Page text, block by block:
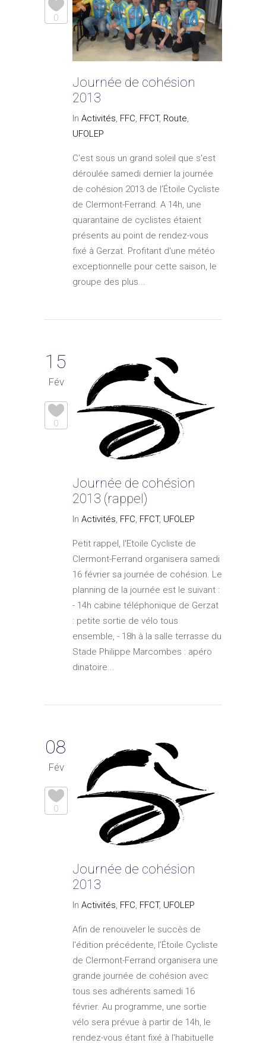
0
Journée de cohésion
2013
In Activités, FFC, FFCT, Route,
UFOLEP
C'est sous un grand soleil que s'est
déroulée samedi dernier la journée
de cohésion 2013 de l’Étoile Cycliste
de Clermont-Ferrand. A 14h, une
quarantaine de cyclistes étaient
présents au point de rendez-vous
fixé à Gerzat. Profitant d'une météo
exceptionnelle pour cette saison, le
groupe des plus...
15
Fév
0
Journée de cohésion
2013 (rappel)
In Activités, FFC, FFCT, UFOLEP
Petit rappel, l'Etoile Cycliste de
Clermont-Ferrand organisera samedi
16 février sa journée de cohésion. Le
planning de la journée est le suivant :
- 14h cabine téléphonique de Gerzat
: petite sortie de vélo tous
ensemble, - 18h à la salle terrasse du
Stade Philippe Marcombes : apéro
dinatoire...
08
Fév
0
Journée de cohésion
2013
In Activités, FFC, FFCT, UFOLEP
Afin de renouveler le succès de
l'édition précédente, l’Étoile Cycliste
de Clermont-Ferrand organisera une
grande journée de cohésion avec
tous ses adhérents samedi 16
février. Au programme, une sortie
vélo sera prévue à partir de 14h, le
rendez-vous étant fixé à l'habituelle